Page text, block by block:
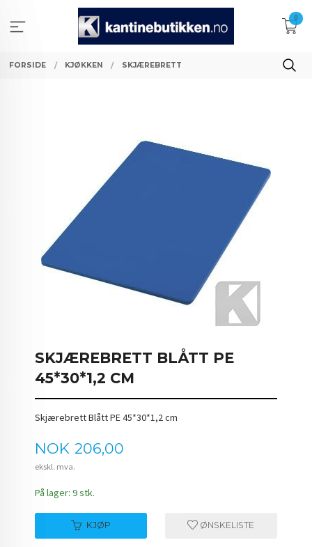
innholdet
0
FORSIDE KJØKKEN SKJÆREBRETT
SKJÆREBRETT BLÅTT PE
45*30*1,2 CM
Skjærebrett Blått PE 45*30*1,2 cm
Pris
NOK 206,00
ekskl. mva.
På lager: 9 stk.
KJØP ØNSKELISTE